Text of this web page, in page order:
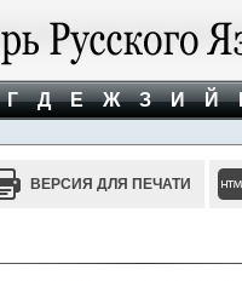
Г Д Е Ж З И Й
ВЕРСИЯ ДЛЯ ПЕЧАТИ